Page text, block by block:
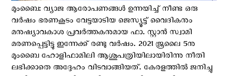
മുംബൈ: വ്യാജ ആരോപണങ്ങള്‍ ഉന്നയിച്ച് നീണ്ട ഒരു
വര്‍ഷം ഭരണകൂടം വേട്ടയാടിയ ജെസ്യൂട്ട് വൈദികനും
മനുഷ്യാവകാശ പ്രവർത്തകനുമായ ഫാ. സ്റ്റാന്‍ സ്വാമി
മരണപ്പെട്ടിട്ടു ഇന്നേക്ക് രണ്ടു വര്‍ഷം. ​2021 ജൂലൈ 5നു
മുംബൈ ഹോ​ളി​ഫാ​മി​ലി ആശുപത്രിയിലായിരിന്നു നീതി
ലഭിക്കാതെ അദ്ദേഹം വിടവാങ്ങിയത്. കേരളത്തില്‍ ജനിച്ചു